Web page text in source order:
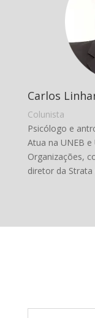
Carlos
Colunista
Psicólogo e
Atua na UNEB e
Organizações,
diretor da Strata